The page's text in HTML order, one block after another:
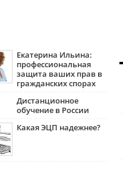
Екатерина Ильина:
профессиональная
защита ваших прав в
гражданских спорах
Дистанционное
обучение в России
Какая ЭЦП надежнее?